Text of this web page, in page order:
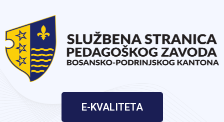
E-KVALITETA